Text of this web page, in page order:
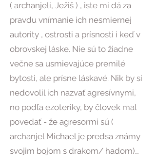
( archanjeli, Ježiš ) , iste mi dá za
pravdu vnímanie ich nesmiernej
autority , ostrosti a prísnosti i keď v
obrovskej láske. Nie sú to žiadne
večne sa usmievajúce premilé
bytosti, ale prísne láskavé. Nik by si
nedovolil ich nazvať agresívnymi,
no podľa ezoteriky, by človek mal
povedať - že agresormi sú (
archanjel Michael je predsa známy
svojim bojom s drakom/ hadom)…